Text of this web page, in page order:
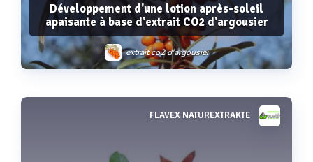
Développement d'une lotion après-soleil
apaisante à base d'extrait CO2 d'argousier
extrait co2 d'argousier
Voir plus
FLAVEX NATUREXTRAKTE